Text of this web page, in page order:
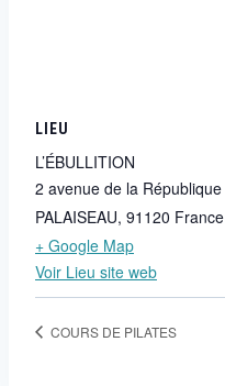
LIEU
L’ÉBULLITION
2 avenue de la République
PALAISEAU, 91120 France
+ Google Map
Voir Lieu site web
COURS DE PILATES